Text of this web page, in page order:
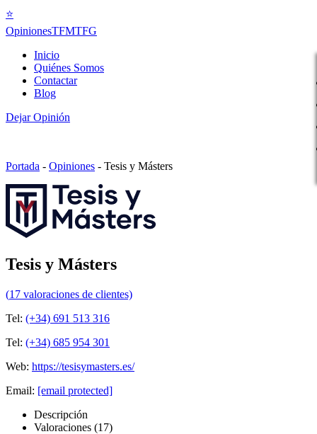
⭐
OpinionesTFMTFG
Inicio
Quiénes Somos
Contactar
Blog
Dejar Opinión
Portada - Opiniones - Tesis y Másters
Tesis y Másters
(17 valoraciones de clientes)
Tel: (+34) 691 513 316
Tel: (+34) 685 954 301
Web: https://tesisymasters.es/
Email: [email protected]
Descripción
Valoraciones (17)